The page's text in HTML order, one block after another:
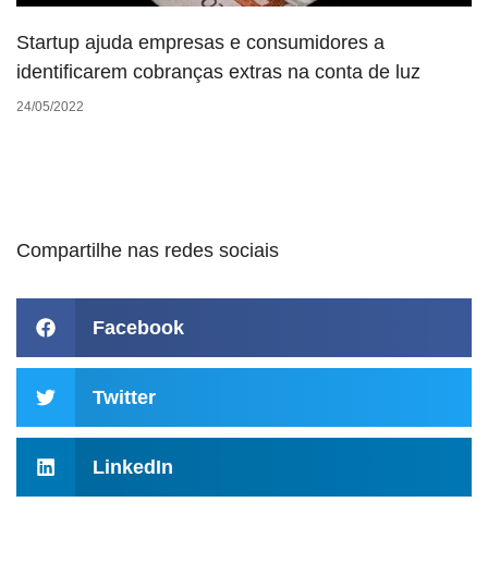
Startup ajuda empresas e consumidores a
identificarem cobranças extras na conta de luz
24/05/2022
Compartilhe nas redes sociais
Facebook
Twitter
LinkedIn